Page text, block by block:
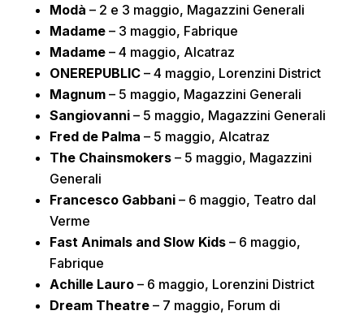
Modà – 2 e 3 maggio, Magazzini Generali
Madame– 3 maggio, Fabrique
Madame– 4 maggio, Alcatraz
ONEREPUBLIC– 4 maggio, Lorenzini District
Magnum– 5 maggio, Magazzini Generali
Sangiovanni– 5 maggio, Magazzini Generali
Fred de Palma – 5 maggio, Alcatraz
The Chainsmokers– 5 maggio, Magazzini
Generali
Francesco Gabbani– 6 maggio, Teatro dal
Verme
Fast Animals and Slow Kids– 6 maggio,
Fabrique
Achille Lauro– 6 maggio, Lorenzini District
Dream Theatre– 7 maggio, Forum di